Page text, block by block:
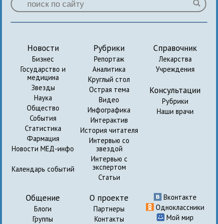
Новости
Бизнес
Государство и
медицина
Звезды
Наука
Общество
События
Статистика
Фармация
Новости МЕД-инфо
Календарь событий
Рубрики
Репортаж
Аналитика
Круглый стол
Острая тема
Видео
Инфографика
Интерактив
История читателя
Интервью со
звездой
Интервью с
экспертом
Статьи
Справочник
Лекарства
Учреждения
Консультации
Рубрики
Наши врачи
Общение
Блоги
Группы
О проекте
Партнеры
Контакты
Вконтакте
Одноклассники
Мой мир